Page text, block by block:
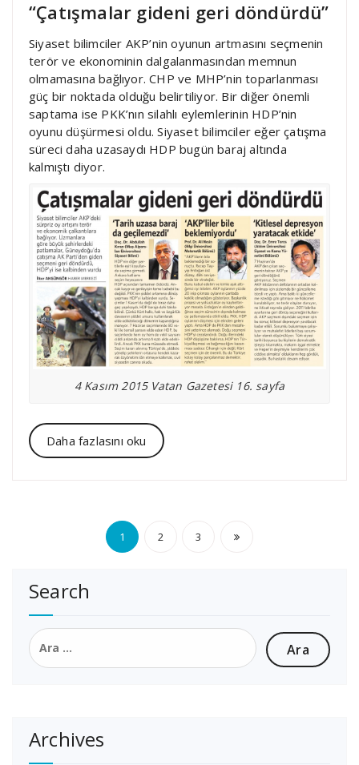
“Çatışmalar gideni geri döndürdü”
Siyaset bilimciler AKP’nin oyunun artmasını seçmenin
terör ve ekonominin dalgalanmasından memnun
olmamasına bağlıyor. CHP ve MHP’nin toparlanması
güç bir noktada olduğu belirtiliyor. Bir diğer önemli
saptama ise PKK’nın silahlı eylemlerinin HDP’nin
oyunu düşürmesi oldu. Siyaset bilimciler eğer çatışma
süreci daha uzasaydı HDP bugün baraj altında
kalmıştı diyor.
4 Kasım 2015 Vatan Gazetesi 16. sayfa
Daha fazlasını oku
Yazı
1 2 3
Search
Arama:
Archives